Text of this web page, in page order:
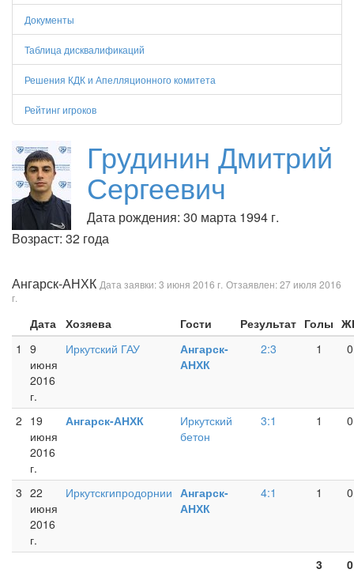
Документы
Таблица дисквалификаций
Решения КДК и Апелляционного комитета
Рейтинг игроков
Грудинин Дмитрий
Сергеевич
Дата рождения: 30 марта 1994 г.
Возраст: 32 года
Ангарск-АНХК Дата заявки: 3 июня 2016 г. Отзаявлен: 27 июля 2016
г.
Дата Хозяева Гости Результат Голы
1
9
июня
2016
г.
Иркутский ГАУ
Ангарск-
АНХК
2:3 1 0
2 19
июня
2016
г.
Ангарск-АНХК
Иркутский
бетон
3:1 1 0
3 22
июня
2016
г.
Иркутскгипродорнии Ангарск-
АНХК
4:1 1 0
3 0